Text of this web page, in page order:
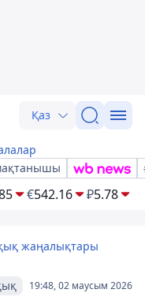
Қаз
€542.16 ₽5.78
жаңалықтары
19:48, 02 маусым 2026